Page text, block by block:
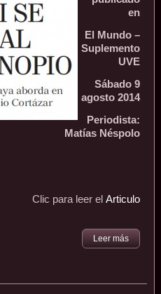
en
El Mundo –
Suplemento
UVE
Sábado 9
agosto 2014
Periodista:
Matías Néspolo
Clic para leer elArticulo
Leer más